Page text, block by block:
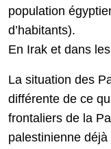
population
d’habitants).
En Irak et dans
La situation des
différente de ce
frontaliers de la
palestinienne déjà